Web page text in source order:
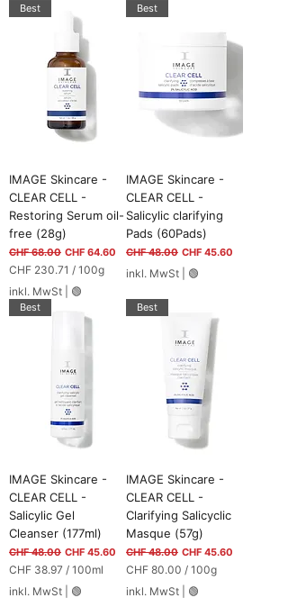
0
G
r
a
m
m
F
1
0
0
G
r
m
m
Best
IMAGE Skincare -
CLEAR CELL -
Restoring Serum oil-
free (28g)
Standardpreis
CHF 68.00 Sale-Preis
CHF 64.60
CHF 230.71 / 100g
C
H
F
1
0
0
G
r
m
m
inkl. MwSt 🟢
Best
IMAGE Skincare -
CLEAR CELL -
Salicylic clarifying
Pads (60Pads)
Standardpreis
CHF 48.00 Sale-Preis
CHF 45.60
inkl. MwSt 🟢
Best
IMAGE Skincare -
CLEAR CELL -
Salicylic Gel
Cleanser (177ml)
Standardpreis
CHF 48.00 Sale-Preis
CHF 45.60
CHF 38.97 / 100ml
H
inkl. MwSt 🟢
Best
IMAGE Skincare -
CLEAR CELL -
Clarifying Salicyclic
Masque (57g)
Standardpreis
CHF 48.00 Sale-Preis
CHF 45.60
CHF 80.00 / 100g
H
inkl. MwSt 🟢